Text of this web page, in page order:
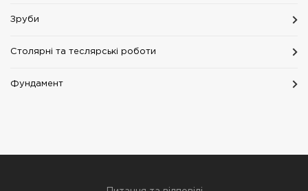
Зруби
Столярні та теслярські роботи
Фундамент